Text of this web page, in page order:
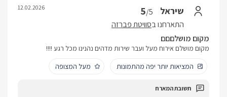
שיראל 5/5
התארחנו בסוויטת פברזה
12.02.2026
מקום מושלםםם
מקום מושלם אירוח מעל ועבר שירות מדהים נהנינו מכל רגע !!!!
המציאות יותר יפה מהתמונות
מעל המצופה